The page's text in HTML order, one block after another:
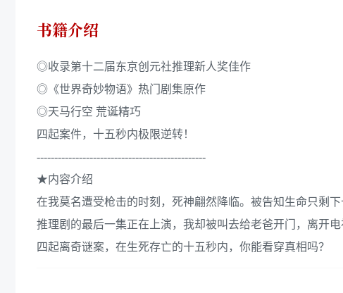
书籍介绍
◎收录第十二届东京创元社推理新人奖佳作
◎《世界奇妙物语》热门剧集原作
◎天马行空 荒诞精巧
四起案件，十五秒内极限逆转！
------------------------------------------------
★内容介绍
在我莫名遭受枪击的时刻，死神翩然降临。被告知生命只剩
推理剧的最后一集正在上演，我却被叫去给老爸开门，离开
四起离奇谜案，在生死存亡的十五秒内，你能看穿真相吗？